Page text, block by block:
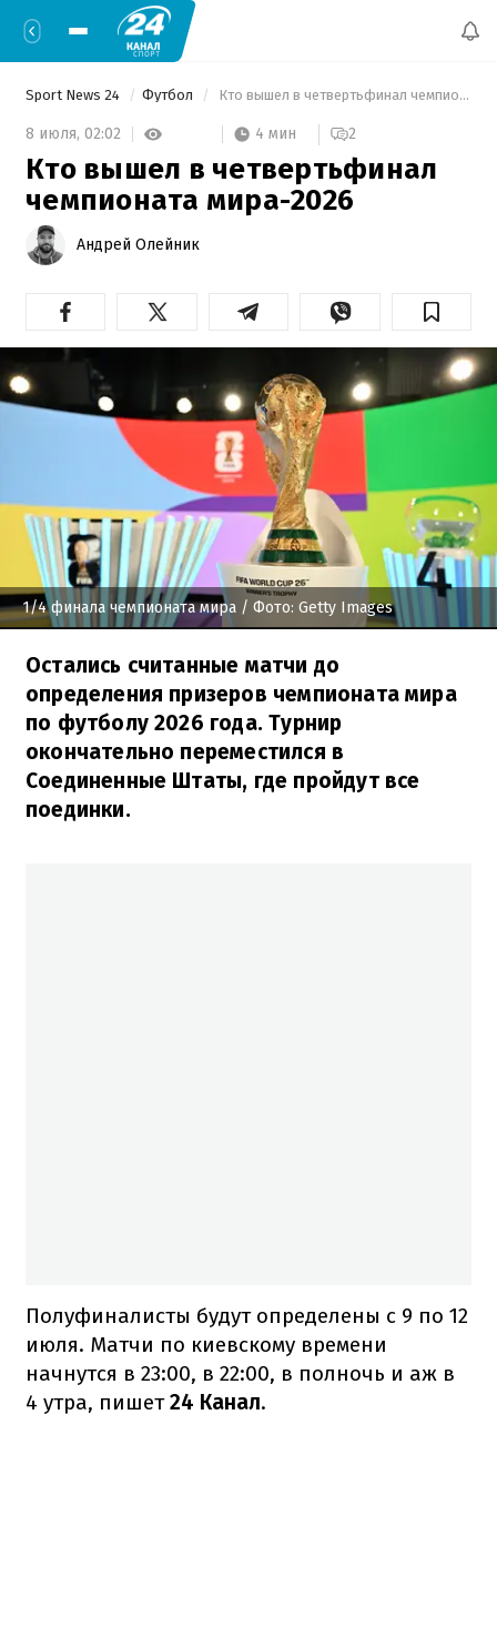
Sport News 24 Футбол Кто вышел в четвертьфинал чемпионата мира-2026
8 июля, 02:02 4 мин 2
Кто вышел в четвертьфинал
чемпионата мира-2026
Андрей Олейник
1/4 финала чемпионата мира / Фото: Getty Images
Остались считанные матчи до
определения призеров чемпионата мира
по футболу 2026 года. Турнир
окончательно переместился в
Соединенные Штаты, где пройдут все
поединки.
Полуфиналисты будут определены с 9 по 12
июля. Матчи по киевскому времени
начнутся в 23:00, в 22:00, в полночь и аж в
4 утра, пишет24 Канал.